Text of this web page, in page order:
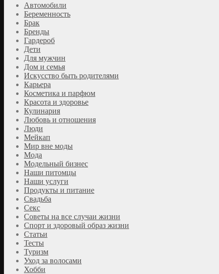
Автомобили
Беременность
Брак
Бренды
Гардероб
Дети
Для мужчин
Дом и семья
Искусство быть родителями
Карьера
Косметика и парфюм
Красота и здоровье
Кулинария
Любовь и отношения
Люди
Мейкап
Мир вне моды
Мода
Модельный бизнес
Наши питомцы
Наши услуги
Продукты и питание
Свадьба
Секс
Советы на все случаи жизни
Спорт и здоровый образ жизни
Статьи
Тесты
Туризм
Уход за волосами
Хобби